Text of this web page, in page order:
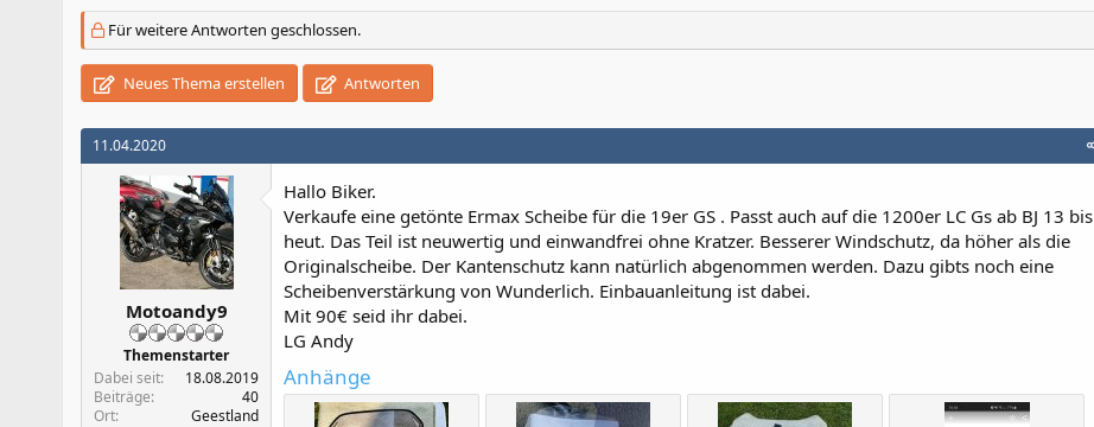
Für weitere Antworten geschlossen.
Neues Thema erstellen Antworten
11.04.2020
Motoandy9
Themenstarter
Dabei seit
18.08.2019
Beiträge
40
Ort
Geestland
Hallo Biker.
Verkaufe eine getönte Ermax Scheibe für die 19er GS . Passt auch auf die 1200er LC Gs ab BJ 13 bis
heut. Das Teil ist neuwertig und einwandfrei ohne Kratzer. Besserer Windschutz, da höher als die
Originalscheibe. Der Kantenschutz kann natürlich abgenommen werden. Dazu gibts noch eine
Scheibenverstärkung von Wunderlich. Einbauanleitung ist dabei.
Mit 90€ seid ihr dabei.
LG Andy
Anhänge